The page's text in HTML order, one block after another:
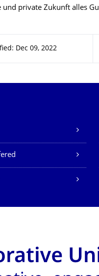
private Zukunft alles
Dec 09, 2022